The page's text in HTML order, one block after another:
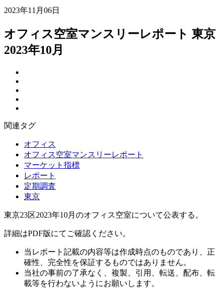
2023年11月06日
オフィス空室マンスリーレポート 東京
2023年10月
関連タグ
オフィス
オフィス空室マンスリーレポート
マーケット指標
レポート
定期調査
東京
東京23区2023年10月のオフィス空室について公表する。
詳細はPDF版にてご確認ください。
当レポート記載の内容等は作成時点のものであり、正
確性、完全性を保証するものではありません。
当社の事前の了承なく、複製、引用、転送、配布、転
載等を行わないようにお願いします。